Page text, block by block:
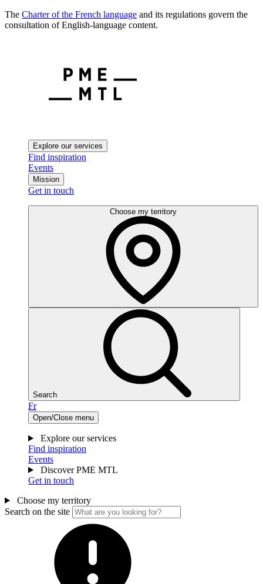
The Charter of the French language and its regulations govern the
consultation of English-language content.
Explore our services
Find inspiration
Events
Mission
Get in touch
Choose my territory
Search
Fr
Open/Close menu
Explore our services
Find inspiration
Events
Discover PME MTL
Get in touch
Choose my territory
Search on the site